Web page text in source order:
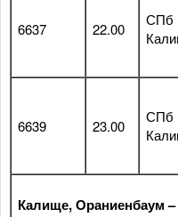
6637 22.00
СПб
6639 23.00
СПб
Калище, Ораниенбаум –